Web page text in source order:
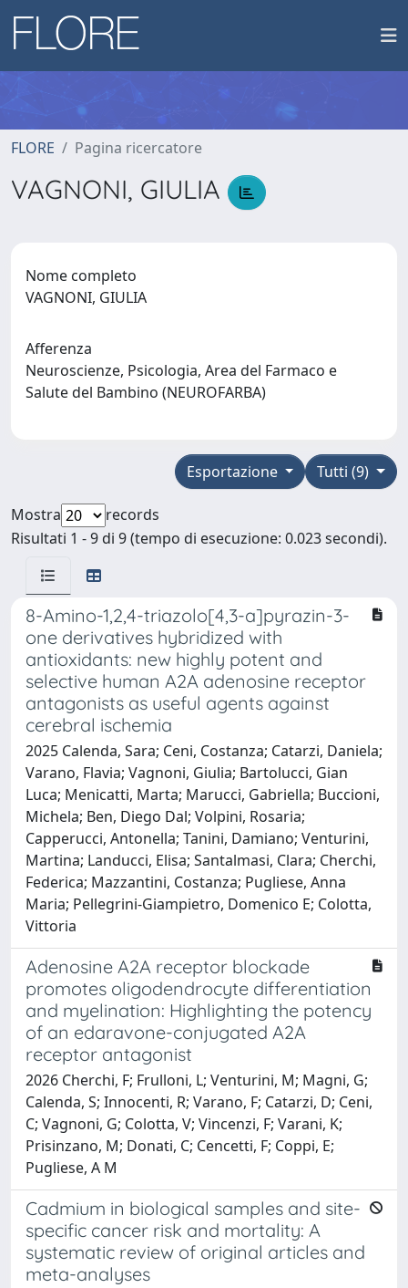
FLORE Pagina ricercatore
VAGNONI, GIULIA
Nome completo
VAGNONI, GIULIA
Afferenza
Neuroscienze, Psicologia, Area del Farmaco e
Salute del Bambino (NEUROFARBA)
Tutti (9)
Esportazione
Mostra
records
Risultati 1 - 9 di 9 (tempo di esecuzione: 0.023 secondi).
8-Amino-1,2,4-triazolo[4,3-a]pyrazin-3-
one derivatives hybridized with
antioxidants: new highly potent and
selective human A2A adenosine receptor
antagonists as useful agents against
cerebral ischemia
2025 Calenda, Sara; Ceni, Costanza; Catarzi, Daniela;
Varano, Flavia; Vagnoni, Giulia; Bartolucci, Gian
Luca; Menicatti, Marta; Marucci, Gabriella; Buccioni,
Michela; Ben, Diego Dal; Volpini, Rosaria;
Capperucci, Antonella; Tanini, Damiano; Venturini,
Martina; Landucci, Elisa; Santalmasi, Clara; Cherchi,
Federica; Mazzantini, Costanza; Pugliese, Anna
Maria; Pellegrini-Giampietro, Domenico E; Colotta,
Vittoria
Adenosine A2A receptor blockade
promotes oligodendrocyte differentiation
and myelination: Highlighting the potency
of an edaravone-conjugated A2A
receptor antagonist
2026 Cherchi, F; Frulloni, L; Venturini, M; Magni, G;
Calenda, S; Innocenti, R; Varano, F; Catarzi, D; Ceni,
C; Vagnoni, G; Colotta, V; Vincenzi, F; Varani, K;
Prisinzano, M; Donati, C; Cencetti, F; Coppi, E;
Pugliese, A M
Cadmium in biological samples and site-
specific cancer risk and mortality: A
systematic review of original articles and
meta-analyses